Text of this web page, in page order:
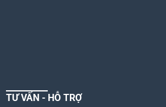
TƯ VẤN - HỖ TRỢ